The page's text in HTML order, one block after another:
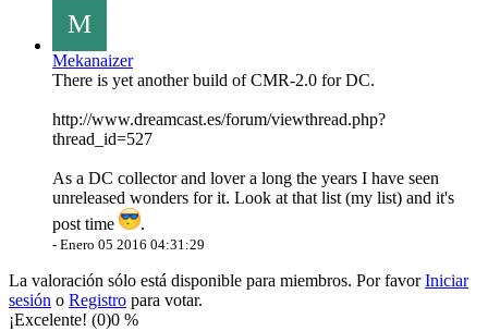
M
Mekanaizer
There is yet another build of CMR-2.0 for DC.
http://www.dreamcast.es/forum/viewthread.php?
thread_id=527
As a DC collector and lover a long the years I have seen
unreleased wonders for it. Look at that list (my list) and it's
post time
.
- Enero 05 2016 04:31:29
La valoración sólo está disponible para miembros. Por favorIniciar
sesión o Registro para votar.
¡Excelente! (0)0 %